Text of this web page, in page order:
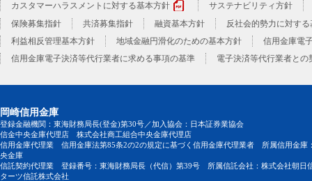
カスタマーハラスメントに対する基本方針
サステナビリティ方針
保険募集指針
共済募集指針 融資基本方針
反社会的勢力に対す
利益相反管理基本方針
地域金融円滑化のための基本方針
信用金庫電
信用金庫電子決済等代行業者に求める事項の基準
電子決済等代行業者との
岡崎信用金庫
登録金融機関：東海財務局長(登金)第30号／加入協会：日本証券業協会
信金中央金庫代理店 株式会社商工組合中央金庫代理店
信用金庫代理業 信用金庫法第85条2の2の規定に基づく信用金庫代理業者 所属信用金庫
央金庫
信託契約代理業 登録番号：東海財務局長（代信）第39号 所属信託会社：株式会社朝日
ターツ信託株式会社